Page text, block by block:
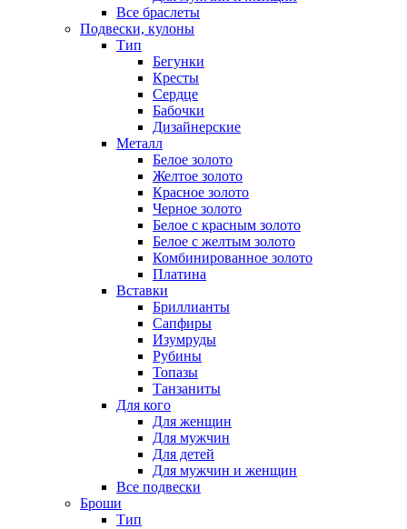
Все браслеты
Подвески, кулоны
Тип
Бегунки
Кресты
Сердце
Бабочки
Дизайнерские
Металл
Белое золото
Желтое золото
Красное золото
Черное золото
Белое с красным золото
Белое с желтым золото
Комбинированное золото
Платина
Вставки
Бриллианты
Сапфиры
Изумруды
Рубины
Топазы
Танзаниты
Для кого
Для женщин
Для мужчин
Для детей
Для мужчин и женщин
Все подвески
Броши
Тип